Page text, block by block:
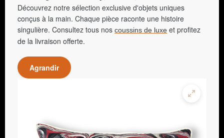
Découvrez notre sélection exclusive d'objets uniques
conçus à la main. Chaque pièce raconte une histoire
singulière. Consultez tous nos coussins de luxe et profitez
de la livraison offerte.
Agrandir